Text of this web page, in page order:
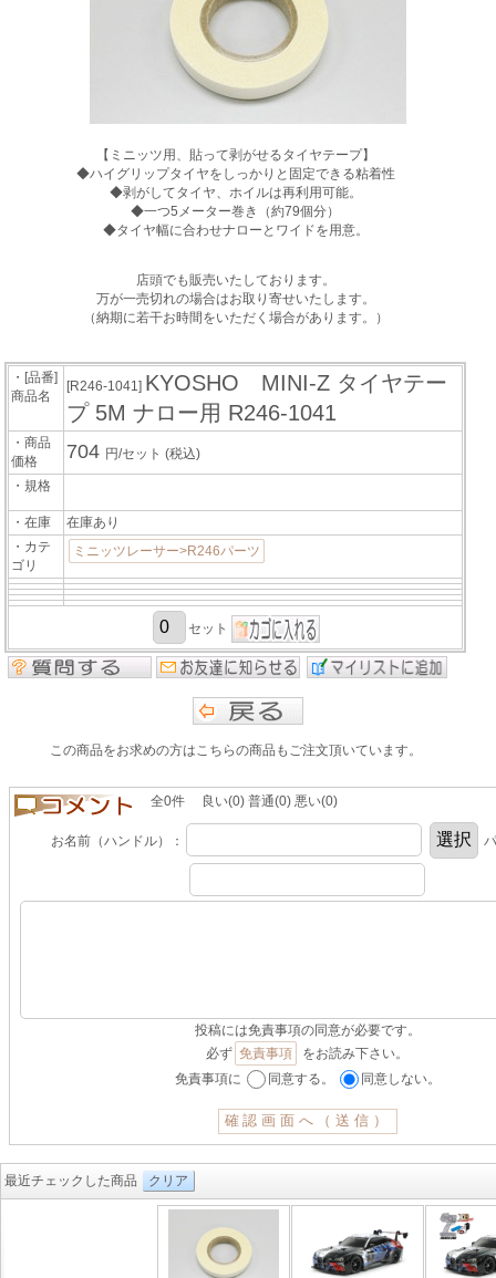
【ミニッツ用、貼って剥がせるタイヤテープ】
◆ハイグリップタイヤをしっかりと固定できる粘着性
◆剥がしてタイヤ、ホイルは再利用可能。
◆一つ5メーター巻き（約79個分）
◆タイヤ幅に合わせナローとワイドを用意。
店頭でも販売いたしております。
万が一売切れの場合はお取り寄せいたします。
（納期に若干お時間をいただく場合があります。）
・[品番]
商品名
[R246-1041] KYOSHO MINI-Z タイヤテー
プ 5M ナロー用 R246-1041
・商品
価格
704 円/セット(税込)
・規格
・在庫
在庫あり
・カテ
ゴリ
ミニッツレーサー>R246パーツ
セット
この商品をお求めの方はこちらの商品もご注文頂いています。
全0件 良い(0) 普通(0) 悪い(0)
お名前（ハンドル）：
投稿には免責事項の同意が必要です。
必ず 免責事項
をお読み下さい。
免責事項に
同意する。 同意しない。
最近チェックした商品 クリア